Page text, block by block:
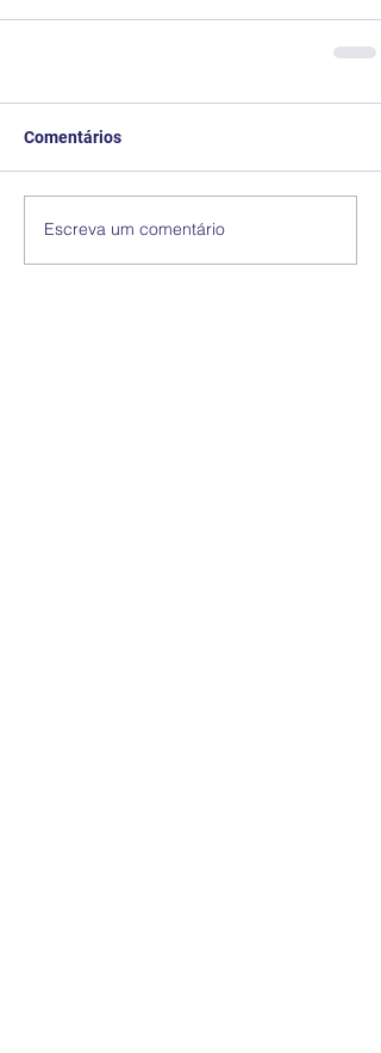
Comentários
Escreva um comentário